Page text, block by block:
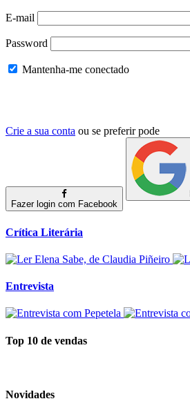
E-mail
Password
Mantenha-me conectado
Crie a sua conta ou se preferir pode
Fazer login com Facebook
Crítica Literária
Entrevista
Top 10 de vendas
Novidades